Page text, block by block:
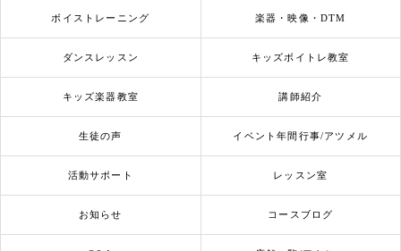
ボイストレーニング 楽器・映像・DTM
ダンスレッスン キッズボイトレ教室
キッズ楽器教室 講師紹介
生徒の声 イベント年間行事/アツメル
活動サポート レッスン室
お知らせ コースブログ